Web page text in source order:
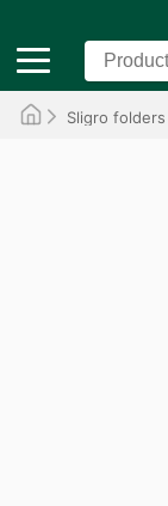
Sligro folders